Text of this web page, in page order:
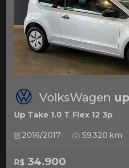
VolksWagen
Up Take 1.0 T Flex 12 3p
2016/2017 59.320 km
R$ 34.900